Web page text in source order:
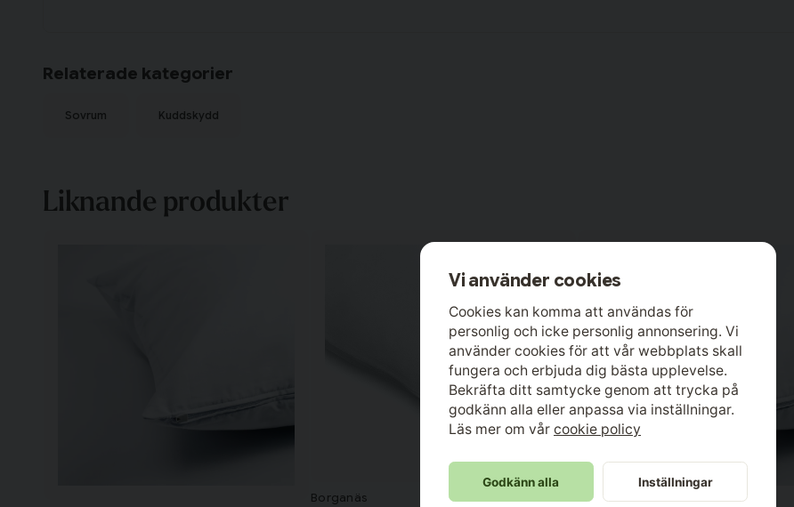
Relaterade kategorier
Sovrum Kuddskydd
Liknande produkter
Borganäs
Vi använder cookies
Cookies kan komma att användas för
personlig och icke personlig annonsering. Vi
använder cookies för att vår webbplats skall
fungera och erbjuda dig bästa upplevelse.
Bekräfta ditt samtycke genom att trycka på
godkänn alla eller anpassa via inställningar.
Läs mer om vår cookie policy
Godkänn alla Inställningar